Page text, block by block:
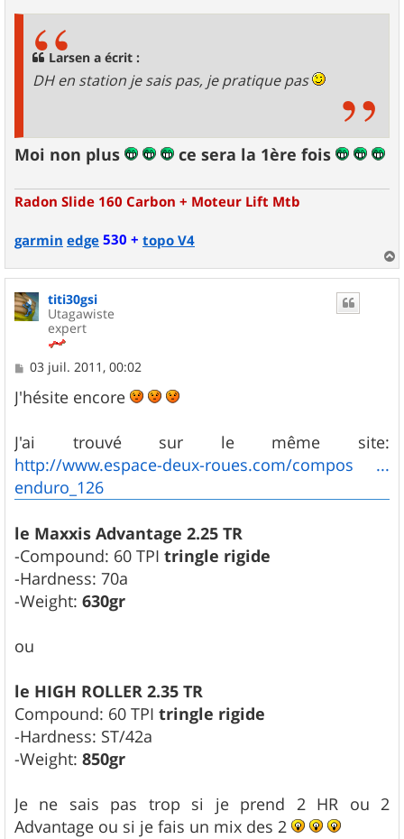
Larsen a écrit :
DH en station je sais pas, je pratique pas
Moi non plus ce sera la 1ère fois
Radon Slide 160 Carbon + Moteur Lift Mtb
garmin edge530 + topo V4
a
titi30gsi
Utagawiste
expert
M
s
s
g
e
03 juil. 2011, 00:02
J'hésite encore
J'ai trouvé sur le même site:
http://www.espace-deux-roues.com/compos ...
enduro_126
le Maxxis Advantage 2.25 TR
-Compound: 60 TPI tringle rigide
-Hardness: 70a
-Weight: 630gr
ou
le HIGH ROLLER 2.35 TR
Compound: 60 TPI tringle rigide
-Hardness: ST/42a
-Weight: 850gr
Je ne sais pas trop si je prend 2 HR ou 2
Advantage ou si je fais un mix des 2